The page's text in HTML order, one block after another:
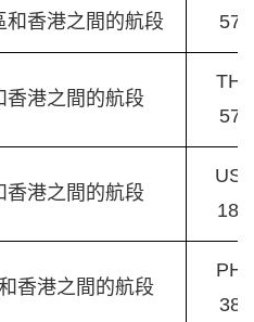
和香港之間的航段
570
香港之間的航段
THB
570
香港之間的航段
18.0
香港之間的航段
385